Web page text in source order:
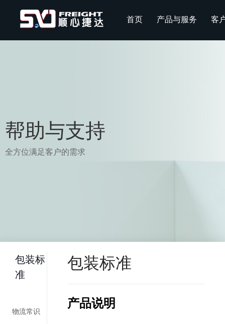
首页 产品与服务 客
帮助与支持
全方位满足客户的需求
包装标
准
物流常识
包装标准
产品说明